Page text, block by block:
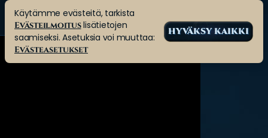
Käytämme evästeitä, tarkista
Evästeilmoituslisätietojen
saamiseksi. Asetuksia voi muuttaa:
Evästeasetukset
HYVÄKSY KAIKKI